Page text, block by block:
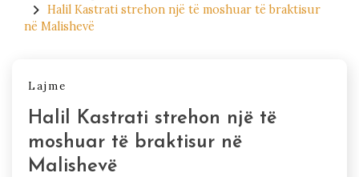
Halil Kastrati strehon një të moshuar të braktisur
në Malishevë
Lajme
Halil Kastrati strehon një të
moshuar të braktisur në
Malishevë